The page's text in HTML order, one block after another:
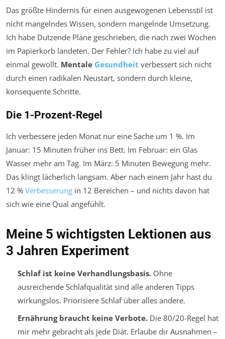
Das größte Hindernis für einen ausgewogenen Lebensstil ist
nicht mangelndes Wissen, sondern mangelnde Umsetzung.
Ich habe Dutzende Pläne geschrieben, die nach zwei Wochen
im Papierkorb landeten. Der Fehler? Ich habe zu viel auf
einmal gewollt. Mentale Gesundheit verbessert sich nicht
durch einen radikalen Neustart, sondern durch kleine,
konsequente Schritte.
Die 1-Prozent-Regel
Ich verbessere jeden Monat nur eine Sache um 1 %. Im
Januar: 15 Minuten früher ins Bett. Im Februar: ein Glas
Wasser mehr am Tag. Im März: 5 Minuten Bewegung mehr.
Das klingt lächerlich langsam. Aber nach einem Jahr hast du
12 % Verbesserung in 12 Bereichen – und nichts davon hat
sich wie eine Qual angefühlt.
Meine 5 wichtigsten Lektionen aus
3 Jahren Experiment
Schlaf ist keine Verhandlungsbasis.Ohne
ausreichende Schlafqualität sind alle anderen Tipps
wirkungslos. Priorisiere Schlaf über alles andere.
Ernährung braucht keine Verbote.Die 80/20-Regel hat
mir mehr gebracht als jede Diät. Erlaube dir Ausnahmen –